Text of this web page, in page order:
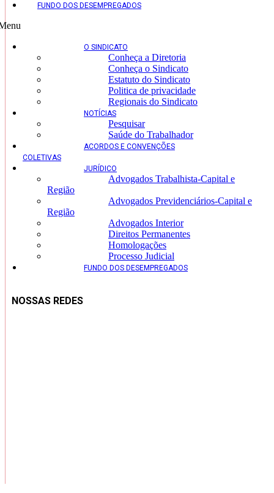
FUNDO DOS DESEMPREGADOS
O SINDICATO
Conheça a Diretoria
Conheça o Sindicato
Estatuto do Sindicato
Politica de privacidade
Regionais do Sindicato
NOTÍCIAS
Pesquisar
Saúde do Trabalhador
ACORDOS E CONVENÇÕES
COLETIVAS
JURÍDICO
Advogados Trabalhista-Capital e
Região
Advogados Previdenciários-Capital e
Região
Advogados Interior
Direitos Permanentes
Homologações
Processo Judicial
FUNDO DOS DESEMPREGADOS
NOSSAS REDES